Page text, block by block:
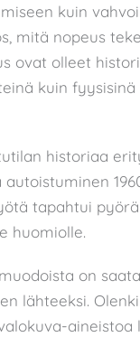
kuin
mitä nopeus
ovat olleet
kuin fyysisinä
historiaa
tapahtui
huomiolle.
on
lähteeksi.
aineistoa